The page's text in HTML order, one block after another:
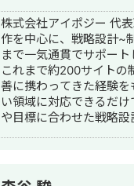
と効率性は、現在の
されています。 これまで累計500時間
以上の学習を重ね、実務
のWeb制作案件をご依頼
た。現在も継続してご依
ライアント様が増えてお
信頼関係の構築にも力を
す。 現在はWebデザイン領域に活動を
広げ、UXを重視したサ
ポートまでワンストップ
株式会社アイポジー 代表取締
作を中心に、戦略設計~
まで一気通貫でサポート
これまで約200サイトの
善に携わってきた経験を
い領域に対応できるだ
や目標に合わせた戦略設
支援していますが、 とく